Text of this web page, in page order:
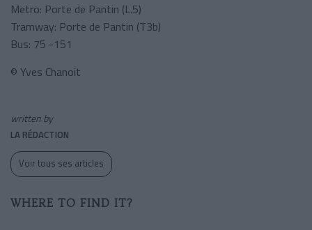
Metro: Porte de Pantin (L.5)
Tramway: Porte de Pantin (T3b)
Bus: 75 -151
© Yves Chanoit
written by
LA RÉDACTION
Voir tous ses articles
WHERE TO FIND IT?